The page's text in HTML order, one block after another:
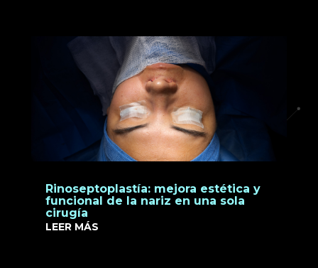
Rinoseptoplastía: mejora estética y
funcional de la nariz en una sola
cirugía
LEER MÁS